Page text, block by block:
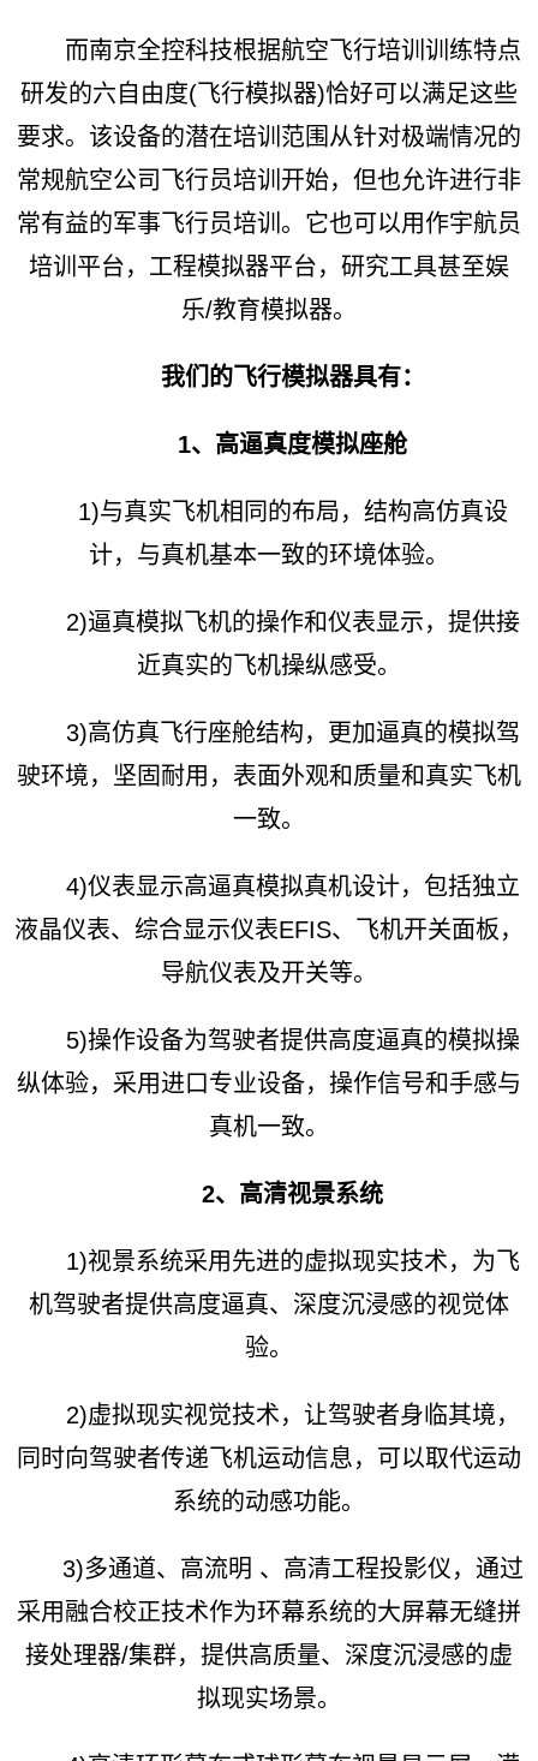
而南京全控科技根据航空飞行培训训练特点
研发的六自由度(飞行模拟器)恰好可以满足这些
要求。该设备的潜在培训范围从针对极端情况的
常规航空公司飞行员培训开始，但也允许进行非
常有益的军事飞行员培训。它也可以用作宇航员
培训平台，工程模拟器平台，研究工具甚至娱
乐/教育模拟器。
我们的飞行模拟器具有：
1、高逼真度模拟座舱
1)与真实飞机相同的布局，结构高仿真设
计，与真机基本一致的环境体验。
2)逼真模拟飞机的操作和仪表显示，提供接
近真实的飞机操纵感受。
3)高仿真飞行座舱结构，更加逼真的模拟驾
驶环境，坚固耐用，表面外观和质量和真实飞机
一致。
4)仪表显示高逼真模拟真机设计，包括独立
液晶仪表、综合显示仪表EFIS、飞机开关面板，
导航仪表及开关等。
5)操作设备为驾驶者提供高度逼真的模拟操
纵体验，采用进口专业设备，操作信号和手感与
真机一致。
2、高清视景系统
1)视景系统采用先进的虚拟现实技术，为飞
机驾驶者提供高度逼真、深度沉浸感的视觉体
验。
2)虚拟现实视觉技术，让驾驶者身临其境，
同时向驾驶者传递飞机运动信息，可以取代运动
系统的动感功能。
3)多通道、高流明 、高清工程投影仪，通过
采用融合校正技术作为环幕系统的大屏幕无缝拼
接处理器/集群，提供高质量、深度沉浸感的虚
拟现实场景。